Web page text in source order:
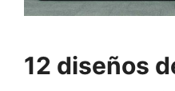
12 diseños